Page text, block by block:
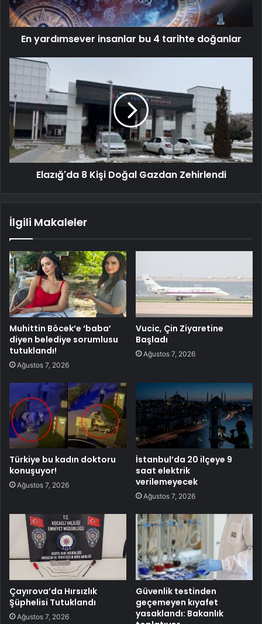
En yardımsever insanlar bu 4 tarihte doğanlar
Elazığ'da 8 Kişi Doğal Gazdan Zehirlendi
İlgili Makaleler
Muhittin Böcek’e ‘baba’
diyen belediye sorumlusu
tutuklandı!
Ağustos 7, 2026
Vucic, Çin Ziyaretine
Başladı
Ağustos 7, 2026
Türkiye bu kadın doktoru
konuşuyor!
Ağustos 7, 2026
İstanbul’da 20 ilçeye 9
saat elektrik
verilemeyecek
Ağustos 7, 2026
Çayırova’da Hırsızlık
Şüphelisi Tutuklandı
Ağustos 7, 2026
Güvenlik testinden
geçemeyen kıyafet
yasaklandı: Bakanlık